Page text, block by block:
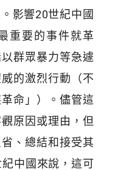
影響20世紀中國
重要的事件就革
群眾暴力等急遽
的激烈行動（不
命」）。儘管這
原因或理由，但
、總結和接受其
中國來說，這可